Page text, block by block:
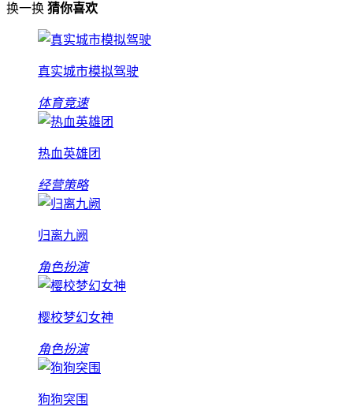
换一换 猜你喜欢
真实城市模拟驾驶
体育竞速
热血英雄团
经营策略
归离九阙
角色扮演
樱校梦幻女神
角色扮演
狗狗突围